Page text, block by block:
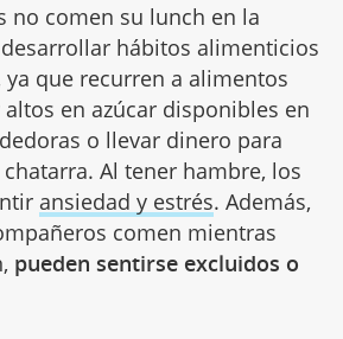
no comen su lunch en la
hábitos alimenticios
que recurren a alimentos
en azúcar disponibles en
o llevar dinero para
Al tener hambre, los
ansiedad y estrés. Además,
comen mientras
pueden sentirse excluidos o